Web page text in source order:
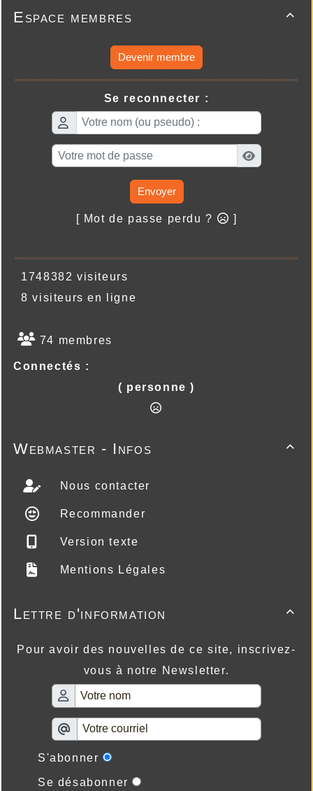

Espace membres
Devenir membre
Se reconnecter :
Envoyer
[ Mot de passe perdu ? ]
1748382 visiteurs
8 visiteurs en ligne
74 membres
Connectés :
( personne )

Webmaster - Infos
Nous contacter
Recommander
Version texte
Mentions Légales

Lettre d'information
Pour avoir des nouvelles de ce site, inscrivez-
vous à notre Newsletter.
S'abonner
Se désabonner